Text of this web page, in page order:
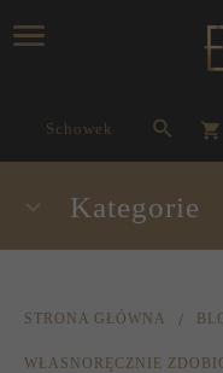
Schowek
Kategorie
STRONA GŁÓWNA
WŁASNORĘCZNIE